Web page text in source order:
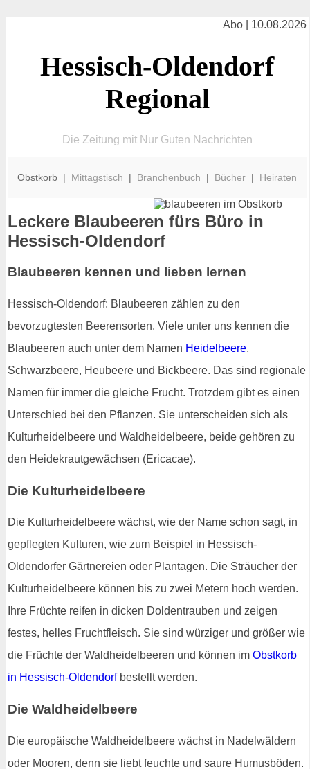
Abo | 10.08.2026
Hessisch-Oldendorf
Regional
Die Zeitung mit Nur Guten Nachrichten
Obstkorb | Mittagstisch | Branchenbuch | Bücher | Heiraten
Leckere Blaubeeren fürs Büro in
Hessisch-Oldendorf
Blaubeeren kennen und lieben lernen
Hessisch-Oldendorf: Blaubeeren zählen zu den
bevorzugtesten Beerensorten. Viele unter uns kennen die
Blaubeeren auch unter dem Namen Heidelbeere,
Schwarzbeere, Heubeere und Bickbeere. Das sind regionale
Namen für immer die gleiche Frucht. Trotzdem gibt es einen
Unterschied bei den Pflanzen. Sie unterscheiden sich als
Kulturheidelbeere und Waldheidelbeere, beide gehören zu
den Heidekrautgewächsen (Ericacae).
Die Kulturheidelbeere
Die Kulturheidelbeere wächst, wie der Name schon sagt, in
gepflegten Kulturen, wie zum Beispiel in Hessisch-
Oldendorfer Gärtnereien oder Plantagen. Die Sträucher der
Kulturheidelbeere können bis zu zwei Metern hoch werden.
Ihre Früchte reifen in dicken Doldentrauben und zeigen
festes, helles Fruchtfleisch. Sie sind würziger und größer wie
die Früchte der Waldheidelbeeren und können im Obstkorb
in Hessisch-Oldendorfbestellt werden.
Die Waldheidelbeere
Die europäische Waldheidelbeere wächst in Nadelwäldern
oder Mooren, denn sie liebt feuchte und saure Humusböden.